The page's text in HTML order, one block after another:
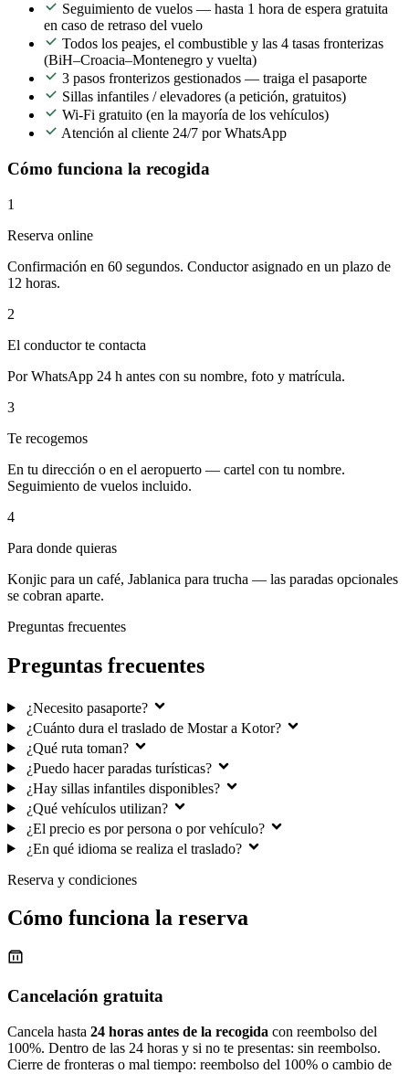
Seguimiento de vuelos — hasta 1 hora de espera gratuita
en caso de retraso del vuelo
Todos los peajes, el combustible y las 4 tasas fronterizas
(BiH–Croacia–Montenegro y vuelta)
3 pasos fronterizos gestionados — traiga el pasaporte
Sillas infantiles / elevadores (a petición, gratuitos)
Wi-Fi gratuito (en la mayoría de los vehículos)
Atención al cliente 24/7 por WhatsApp
Cómo funciona la recogida
1
Reserva online
Confirmación en 60 segundos. Conductor asignado en un plazo de
12 horas.
2
El conductor te contacta
Por WhatsApp 24 h antes con su nombre, foto y matrícula.
3
Te recogemos
En tu dirección o en el aeropuerto — cartel con tu nombre.
Seguimiento de vuelos incluido.
4
Para donde quieras
Konjic para un café, Jablanica para trucha — las paradas opcionales
se cobran aparte.
Preguntas frecuentes
Preguntas frecuentes
¿Necesito pasaporte?
¿Cuánto dura el traslado de Mostar a Kotor?
¿Qué ruta toman?
¿Puedo hacer paradas turísticas?
¿Hay sillas infantiles disponibles?
¿Qué vehículos utilizan?
¿El precio es por persona o por vehículo?
¿En qué idioma se realiza el traslado?
Reserva y condiciones
Cómo funciona la reserva
Cancelación gratuita
Cancela hasta 24 horas antes de la recogida con reembolso del
100%. Dentro de las 24 horas y si no te presentas: sin reembolso.
Cierre de fronteras o mal tiempo: reembolso del 100% o cambio de